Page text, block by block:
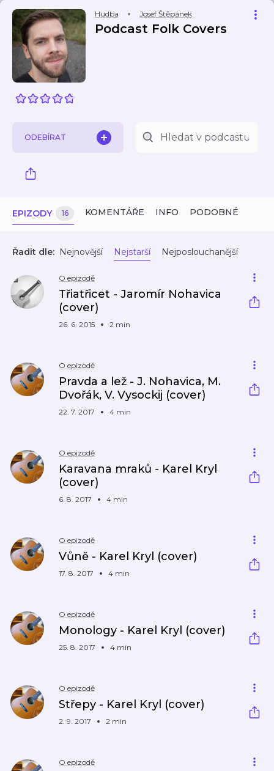
Hudba Josef Štěpánek
Podcast Folk Covers
ODEBÍRAT
EPIZODY 16 KOMENTÁŘE INFO PODOBNÉ
Řadit dle: Nejnovější Nejstarší Nejposlouchanější
O epizodě
Třiatřicet - Jaromír Nohavica
(cover)
26. 6. 2015 2 min
O epizodě
Pravda a lež - J. Nohavica, M.
Dvořák, V. Vysockij (cover)
22. 7. 2017 4 min
O epizodě
Karavana mraků - Karel Kryl
(cover)
6. 8. 2017 4 min
O epizodě
Vůně - Karel Kryl (cover)
17. 8. 2017 4 min
O epizodě
Monology - Karel Kryl (cover)
25. 8. 2017 4 min
O epizodě
Střepy - Karel Kryl (cover)
2. 9. 2017 2 min
O epizodě